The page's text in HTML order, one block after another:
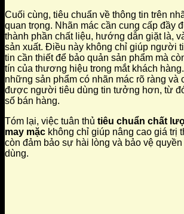
Cuối cùng, tiêu chuẩn về thông tin trên
quan trọng. Nhãn mác cần cung cấp đầy
thành phần chất liệu, hướng dẫn giặt là,
sản xuất. Điều này không chỉ giúp người
tin cần thiết để bảo quản sản phẩm mà
tín của thương hiệu trong mắt khách
những sản phẩm có nhãn mác rõ ràng và
được người tiêu dùng tin tưởng hơn, từ
số bán hàng.
Tóm lại, việc tuân thủ tiêu chuẩn chất
may mặc không chỉ giúp nâng cao giá trị
còn đảm bảo sự hài lòng và bảo vệ
dùng.